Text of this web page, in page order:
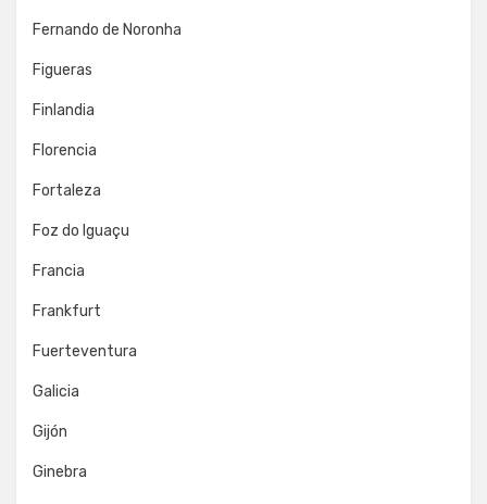
Fernando de Noronha
Figueras
Finlandia
Florencia
Fortaleza
Foz do Iguaçu
Francia
Frankfurt
Fuerteventura
Galicia
Gijón
Ginebra